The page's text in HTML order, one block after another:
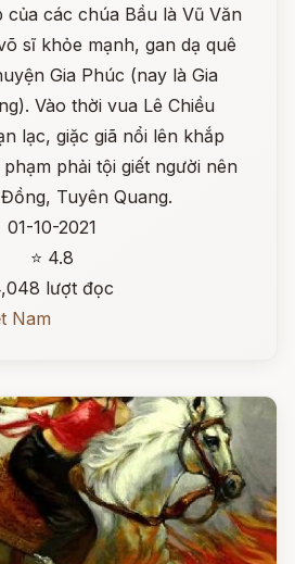
của các chúa Bầu là Vũ Văn
sĩ khỏe mạnh, gan dạ quê
Gia Phúc (nay là Gia
Vào thời vua Lê Chiều
lạc, giặc giã nổi lên khắp
phải tội giết người nên
Tuyên Quang.
01-10-2021
⭐ 4.8
lượt đọc
Nam